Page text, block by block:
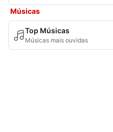
Músicas
Top Músicas
Músicas mais ouvidas